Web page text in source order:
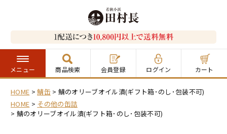
メニュー 商品検索 会員登録 ログイン カート
HOME 鯖缶
鯖のオリーブオイル漬(ギフト箱･のし･包装不可)
HOME
その他の缶詰
鯖のオリーブオイル漬(ギフト箱･のし･包装不可)